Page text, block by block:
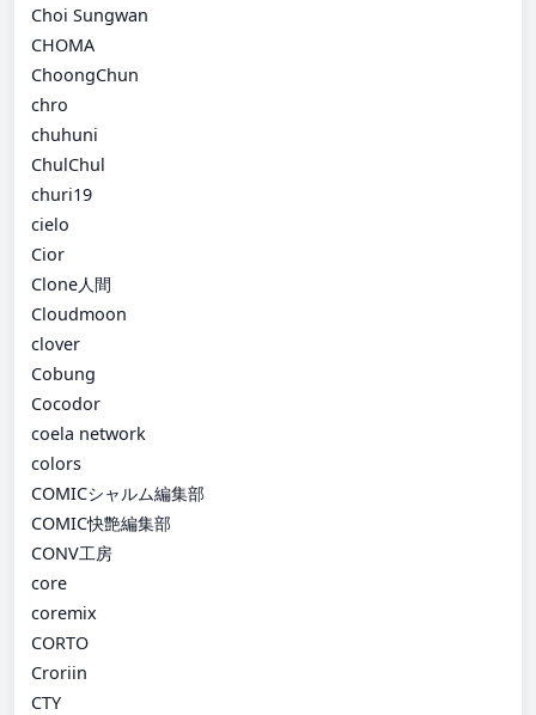
Choi Sungwan
CHOMA
ChoongChun
chro
chuhuni
ChulChul
churi19
cielo
Cior
Clone人間
Cloudmoon
clover
Cobung
Cocodor
coela network
colors
COMICシャルム編集部
COMIC快艶編集部
CONV工房
core
coremix
CORTO
Croriin
CTY